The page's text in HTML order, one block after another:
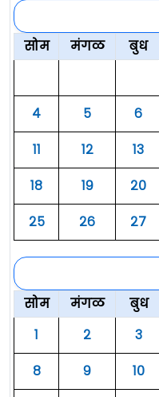
सोम
मंगळ बुध
४
५ ६
११
१२ १३
१८
१९ २०
२५
२६ २७
सोम
मंगळ बुध
१
२ ३
८
९ १०